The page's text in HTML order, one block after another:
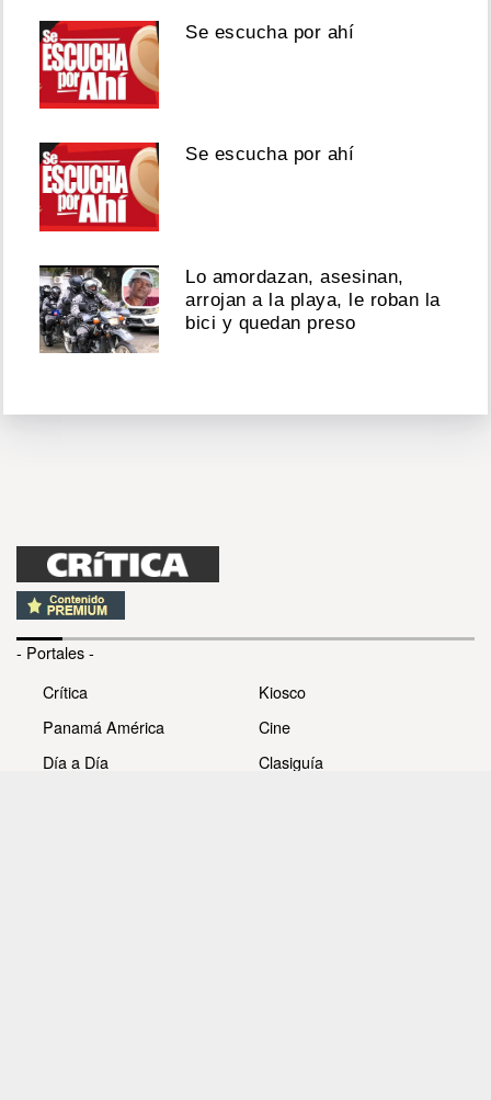
Se escucha por ahí
Se escucha por ahí
Lo amordazan, asesinan,
arrojan a la playa, le roban la
bici y quedan preso
- Portales -
Crítica
Panamá América
Día a Día
Kiosco
Cine
Clasiguía